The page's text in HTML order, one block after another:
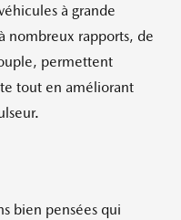
à grande
nombreux rapports, de
permettent
tout en améliorant
bien pensées qui